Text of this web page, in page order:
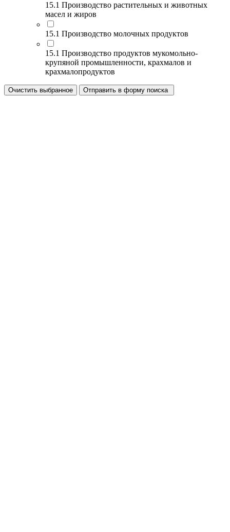
15.1 Производство растительных и животных
масел и жиров
15.1 Производство молочных продуктов
15.1 Производство продуктов мукомольно-
крупяной промышленности, крахмалов и
крахмалопродуктов